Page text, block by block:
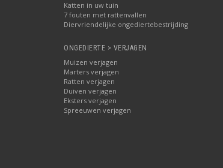
Katten in uw tuin
7 fouten met rattenvallen
Diervriendelijke ongediertebestrijding
ONGEDIERTE > VERJAGEN
Muizen verjagen
Marters verjagen
Ratten verjagen
Duiven verjagen
Eksters verjagen
Spreeuwen verjagen